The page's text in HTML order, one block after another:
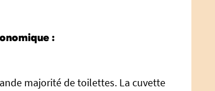
:
majorité de toilettes. La cuvette